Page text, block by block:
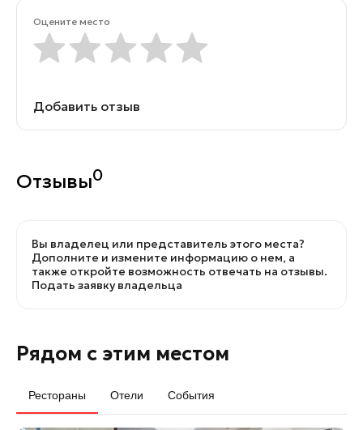
Оцените место
Добавить отзыв
Отзывы0
Вы владелец или представитель этого места?
Дополните и измените информацию о нем, а
также откройте возможность отвечать на отзывы.
Подать заявку владельца
Рядом с этим местом
Рестораны Отели События